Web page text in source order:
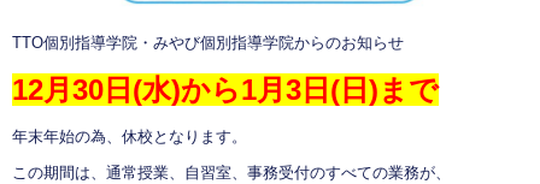
TTO個別指導学院・みやび個別指導学院からのお知らせ
12月30日(水)から1月3日(日)まで
年末年始の為、休校となります。
この期間は、通常授業、自習室、事務受付のすべての業務が、